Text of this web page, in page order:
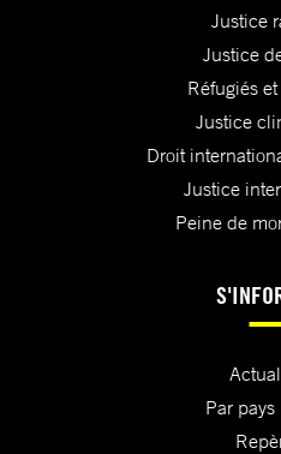
Justice
Justice
Réfugiés
Justice
Droit
Justice
Peine de
Par pays